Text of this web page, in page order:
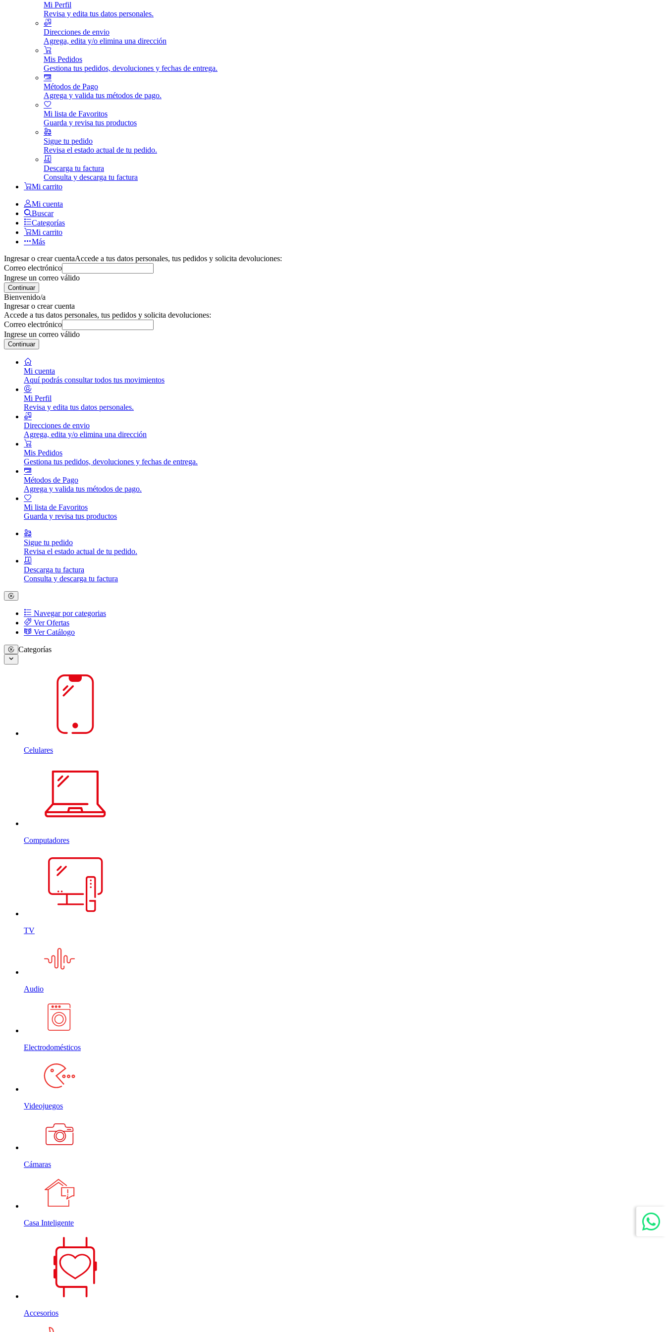
Mi Perfil
Revisa y edita tus datos personales.
Direcciones de envio
Agrega, edita y/o elimina una dirección
Mis Pedidos
Gestiona tus pedidos, devoluciones y fechas de entrega.
Métodos de Pago
Agrega y valida tus métodos de pago.
Mi lista de Favoritos
Guarda y revisa tus productos
Sigue tu pedido
Revisa el estado actual de tu pedido.
Descarga tu factura
Consulta y descarga tu factura
Mi carrito
Mi cuenta
Buscar
Categorías
Mi carrito
Más
Ingresar o crear cuentaAccede a tus datos personales, tus pedidos y solicita devoluciones:
Correo electrónico
Ingrese un correo válido
Continuar
Bienvenido/a
Ingresar o crear cuenta
Accede a tus datos personales, tus pedidos y solicita devoluciones:
Correo electrónico
Ingrese un correo válido
Continuar
Mi cuenta
Aquí podrás consultar todos tus movimientos
Mi Perfil
Revisa y edita tus datos personales.
Direcciones de envio
Agrega, edita y/o elimina una dirección
Mis Pedidos
Gestiona tus pedidos, devoluciones y fechas de entrega.
Métodos de Pago
Agrega y valida tus métodos de pago.
Mi lista de Favoritos
Guarda y revisa tus productos
Sigue tu pedido
Revisa el estado actual de tu pedido.
Descarga tu factura
Consulta y descarga tu factura
Navegar por categorias
Ver Ofertas
Ver Catálogo
Categorías
Celulares
Computadores
TV
Audio
Electrodomésticos
Videojuegos
Cámaras
Casa Inteligente
Accesorios